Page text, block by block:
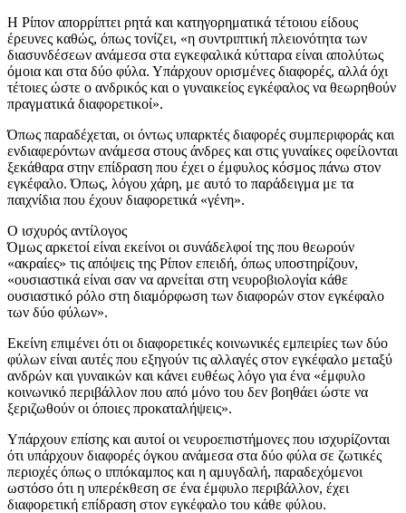
Η Ρίπον απορρίπτει ρητά και κατηγορηματικά τέτοιου είδους
έρευνες καθώς, όπως τονίζει, «η συντριπτική πλειονότητα των
διασυνδέσεων ανάμεσα στα εγκεφαλικά κύτταρα είναι απολύτως
όμοια και στα δύο φύλα. Υπάρχουν ορισμένες διαφορές, αλλά όχι
τέτοιες ώστε ο ανδρικός και ο γυναικείος εγκέφαλος να θεωρηθούν
πραγματικά διαφορετικοί».
Όπως παραδέχεται, οι όντως υπαρκτές διαφορές συμπεριφοράς και
ενδιαφερόντων ανάμεσα στους άνδρες και στις γυναίκες οφείλονται
ξεκάθαρα στην επίδραση που έχει ο έμφυλος κόσμος πάνω στον
εγκέφαλο. Όπως, λόγου χάρη, με αυτό το παράδειγμα με τα
παιχνίδια που έχουν διαφορετικά «γένη».
Ο ισχυρός αντίλογος
Όμως αρκετοί είναι εκείνοι οι συνάδελφοί της που θεωρούν
«ακραίες» τις απόψεις της Ρίπον επειδή, όπως υποστηρίζουν,
«ουσιαστικά είναι σαν να αρνείται στη νευροβιολογία κάθε
ουσιαστικό ρόλο στη διαμόρφωση των διαφορών στον εγκέφαλο
των δύο φύλων».
Εκείνη επιμένει ότι οι διαφορετικές κοινωνικές εμπειρίες των δύο
φύλων είναι αυτές που εξηγούν τις αλλαγές στον εγκέφαλο μεταξύ
ανδρών και γυναικών και κάνει ευθέως λόγο για ένα «έμφυλο
κοινωνικό περιβάλλον που από μόνο του δεν βοηθάει ώστε να
ξεριζωθούν οι όποιες προκαταλήψεις».
Υπάρχουν επίσης και αυτοί οι νευροεπιστήμονες που ισχυρίζονται
ότι υπάρχουν διαφορές όγκου ανάμεσα στα δύο φύλα σε ζωτικές
περιοχές όπως ο ιππόκαμπος και η αμυγδαλή, παραδεχόμενοι
ωστόσο ότι η υπερέκθεση σε ένα έμφυλο περιβάλλον, έχει
διαφορετική επίδραση στον εγκέφαλο του κάθε φύλου.